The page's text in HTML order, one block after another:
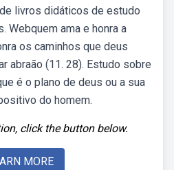
livros didáticos de estudo
Webquem ama e honra a
os caminhos que deus
abraão (11. 28). Estudo sobre
é o plano de deus ou a sua
do homem.
click the button below.
MORE